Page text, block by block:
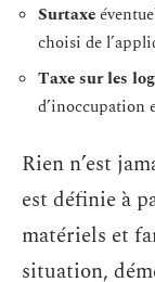
Surtaxe
choisi de
Taxe sur les
d’inoccupation
Rien n’est
est définie à
matériels et
situation,